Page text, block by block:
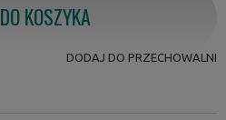
DO KOSZYKA
DODAJ DO PRZECHOWALNI